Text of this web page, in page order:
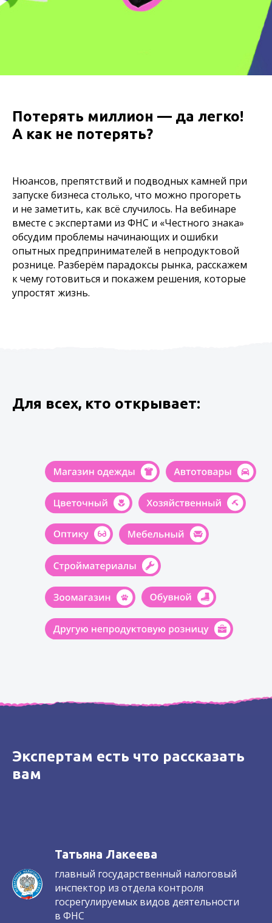
Потерять миллион — да легко!
А как не потерять?
Нюансов, препятствий и подводных камней при
запуске бизнеса столько, что можно прогореть
и не заметить, как всё случилось. На вебинаре
вместе с экспертами из ФНС и «Честного знака»
обсудим проблемы начинающих и ошибки
опытных предпринимателей в непродуктовой
рознице. Разберём парадоксы рынка, расскажем
к чему готовиться и покажем решения, которые
упростят жизнь.
Для всех, кто открывает:
Экспертам есть что рассказать
вам
Татьяна Лакеева
главный государственный налоговый
инспектор из отдела контроля
госрегулируемых видов деятельности
в ФНС